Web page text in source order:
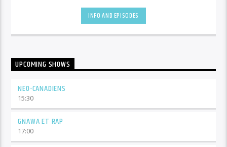
INFO AND EPISODES
UPCOMING SHOWS
NEO-CANADIENS
15:30
GNAWA ET RAP
17:00